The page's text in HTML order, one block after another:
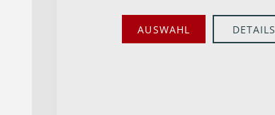
AUSWAHL DETAILS